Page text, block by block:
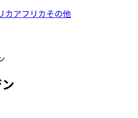
カアフリカその他